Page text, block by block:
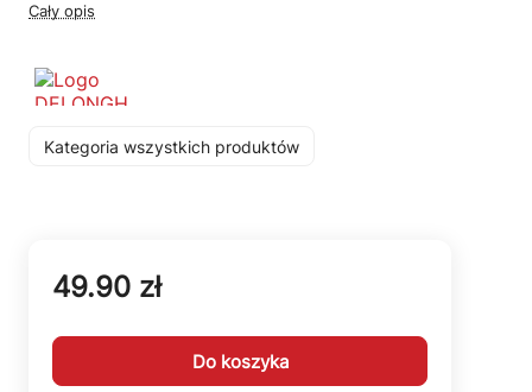
Cały opis
Kategoria wszystkich produktów
49.90 zł
Do koszyka